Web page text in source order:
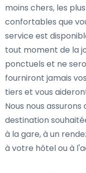
moins chers, les
confortables que
service est
tout moment de la
ponctuels et ne
fourniront jamais
tiers et vous
Nous nous
destination
à la gare, à un
à votre hôtel ou à